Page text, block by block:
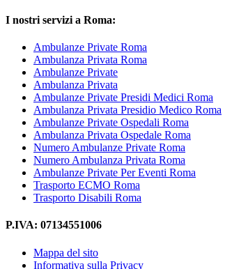
I nostri servizi a Roma:
Ambulanze Private Roma
Ambulanza Privata Roma
Ambulanze Private
Ambulanza Privata
Ambulanze Private Presidi Medici Roma
Ambulanza Privata Presidio Medico Roma
Ambulanze Private Ospedali Roma
Ambulanza Privata Ospedale Roma
Numero Ambulanze Private Roma
Numero Ambulanza Privata Roma
Ambulanze Private Per Eventi Roma
Trasporto ECMO Roma
Trasporto Disabili Roma
P.IVA: 07134551006
Mappa del sito
Informativa sulla Privacy